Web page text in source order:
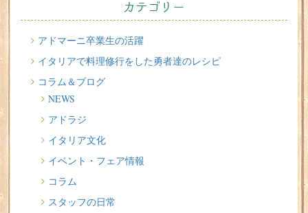
イタリア人はどんなジェラートを食べる？
2026/07/17
イタリアが誇る3人の天才芸術家 その傑作を見に行こう！
2026/07/16
味わってみたい！魚介の「ごった煮」 リヴォルノの
Cacciucco（カッチュッコ）
2026/07/14
インスタライブのお知らせ
カテゴリー
アドマーニ卒業生の活躍
イタリアで料理修行をした勇者達のレシピ
コラム＆ブログ
NEWS
アドラジ
イタリア文化
イベント・フェア情報
コラム
スタッフの日常